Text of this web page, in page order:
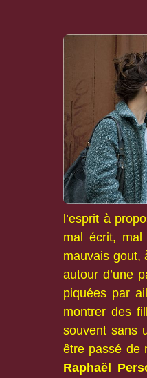
l’esprit à
mal écrit,
mauvais gout,
autour d’une
piquées par
montrer des
souvent sans
être passé de
Raphaël